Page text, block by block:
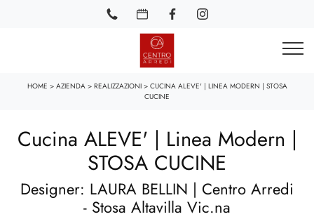
HOME > AZIENDA> REALIZZAZIONI > CUCINA ALEVE' | LINEA MODERN | STOSA
CUCINE
Cucina ALEVE' | Linea Modern |
STOSA CUCINE
Designer: LAURA BELLIN | Centro Arredi
- Stosa Altavilla Vic.na